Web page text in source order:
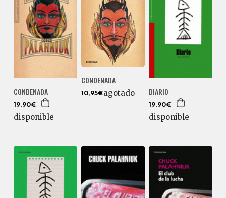
CONDENADA
19,90€
disponible
CONDENADA
10,95€agotado DIARIO
19,90€
disponible